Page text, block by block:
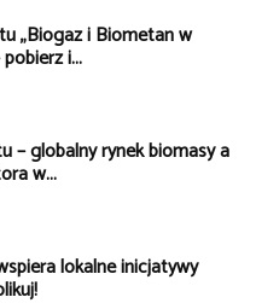
„Biogaz i Biometan w
i...
– globalny rynek biomasy a
w...
lokalne inicjatywy